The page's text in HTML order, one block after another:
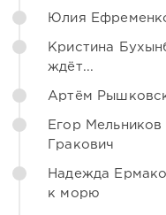
Юлия
Кристина
ждёт...
Артём
Егор
Гракович
Надежда
к морю